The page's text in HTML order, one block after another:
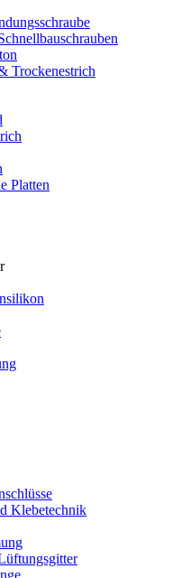
Trockenestrich
Platten
Klebetechnik